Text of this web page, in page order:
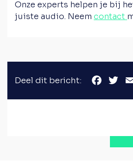
Onze experts helpen je bij
juiste audio. Neem contact
Deel dit bericht:
Facebook